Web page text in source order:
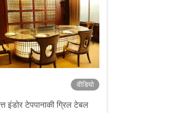
वीडियो
इंडोर टेपपानाकी ग्रिल टेबल